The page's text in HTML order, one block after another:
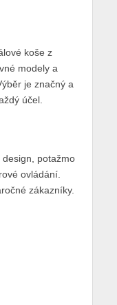
koše z
modely a
je značný a
účel.
potažmo
ovládání.
zákazníky.